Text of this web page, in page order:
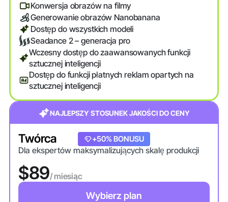
Konwersja obrazów na filmy
Generowanie obrazów Nanobanana
Dostęp do wszystkich modeli
Seadance 2 – generacja pro
Wczesny dostęp do zaawansowanych funkcji
sztucznej inteligencji
Dostęp do funkcji płatnych reklam opartych na
sztucznej inteligencji
NAJLEPSZY STOSUNEK JAKOŚCI DO CENY
Twórca
Dla ekspertów maksymalizujących skalę produkcji
$89/ miesiąc
Wybierz plan
+20% BONUSU
+50% BONUSU